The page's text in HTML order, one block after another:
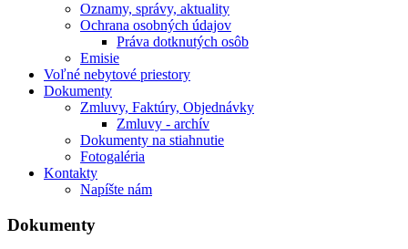
Oznamy, správy, aktuality
Ochrana osobných údajov
Práva dotknutých osôb
Emisie
Voľné nebytové priestory
Dokumenty
Zmluvy, Faktúry, Objednávky
Zmluvy - archív
Dokumenty na stiahnutie
Fotogaléria
Kontakty
Napíšte nám
Dokumenty